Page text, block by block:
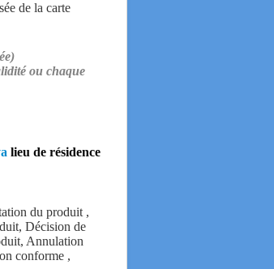
de la carte
ou chaque
lieu de résidence
du produit ,
Décision de
Annulation
conforme ,